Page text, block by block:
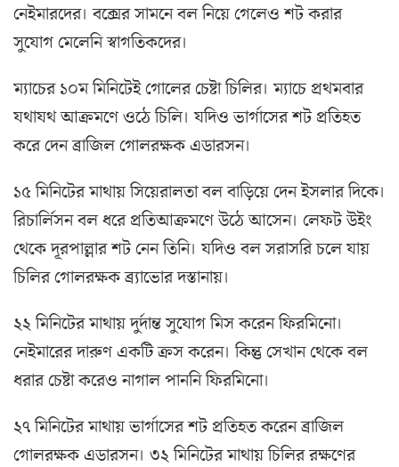
নেইমারদের। বক্সের সামনে বল নিয়ে গেলেও শট করার
সুযোগ মেলেনি স্বাগতিকদের।
ম্যাচের ১০ম মিনিটেই গোলের চেষ্টা চিলির। ম্যাচে প্রথমবার
যথাযথ আক্রমণে ওঠে চিলি। যদিও ভার্গাসের শট প্রতিহত
করে দেন ব্রাজিল গোলরক্ষক এডারসন।
১৫ মিনিটের মাথায় সিয়েরালতা বল বাড়িয়ে দেন ইসলার দিকে।
রিচার্লিসন বল ধরে প্রতিআক্রমণে উঠে আসেন। লেফট উইং
থেকে দূরপাল্লার শট নেন তিনি। যদিও বল সরাসরি চলে যায়
চিলির গোলরক্ষক ব্র্যাভোর দস্তানায়।
২২ মিনিটের মাথায় দুর্দান্ত সুযোগ মিস করেন ফিরমিনো।
নেইমারের দারুণ একটি ক্রস করেন। কিন্তু সেখান থেকে বল
ধরার চেষ্টা করেও নাগাল পাননি ফিরমিনো।
২৭ মিনিটের মাথায় ভার্গাসের শট প্রতিহত করেন ব্রাজিল
গোলরক্ষক এডারসন। ৩২ মিনিটের মাথায় চিলির রক্ষণের